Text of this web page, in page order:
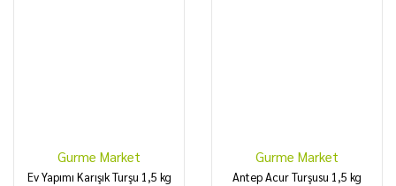
Gurme Market
Ev Yapımı Karışık Turşu 1,5 kg
Gurme Market
Antep Acur Turşusu 1,5 kg